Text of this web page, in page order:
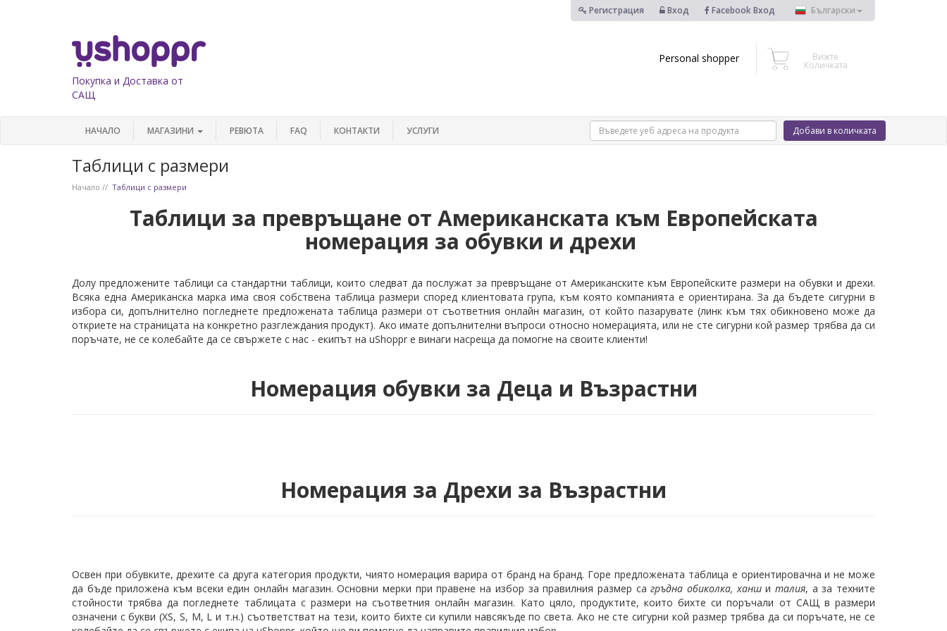
Регистрация Вход Facebook Вход Български
Покупка и Доставка от
САЩ
Personal shopper Вижте
Количката
Добави в количката
НАЧАЛО МАГАЗИНИ РЕВЮТА FAQ КОНТАКТИ УСЛУГИ
Таблици с размери
Начало Таблици с размери
Таблици за превръщане от Американската към Европейската
номерация за обувки и дрехи
Долу предложените таблици са стандартни таблици, които следват да послужат за превръщане от Американските към Европейските размери на обувки и дрехи.
Всяка една Американска марка има своя собствена таблица размери според клиентовата група, към която компанията е ориентирана. За да бъдете сигурни в
избора си, допълнително погледнете предложената таблица размери от съответния онлайн магазин, от който пазарувате (линк към тях обикновено може да
откриете на страницата на конкретно разглеждания продукт). Ако имате допълнителни въпроси относно номерацията, или не сте сигурни кой размер трябва да си
поръчате, не се колебайте да се свържете с нас - екипът на uShoppr е винаги насреща да помогне на своите клиенти!
Номерация обувки за Деца и Възрастни
Номерация за Дрехи за Възрастни
Освен при обувките, дрехите са друга категория продукти, чиято номерация варира от бранд на бранд. Горе предложената таблица е ориентировачна и не може
да бъде приложена към всеки един онлайн магазин. Основни мерки при правене на избор за правилния размер сагръдна обиколка, ханши талия, а за техните
стойности трябва да погледнете таблицата с размери на съответния онлайн магазин. Като цяло, продуктите, които бихте си поръчали от САЩ в размери
означени с букви (XS, S, M, L и т.н.) съответстват на тези, които бихте си купили навсякъде по света. Ако не сте сигурни кой размер трябва да си поръчате, не се